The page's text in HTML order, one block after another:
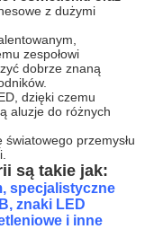
z dużymi
zespołowi
dobrze znaną
dzięki czemu
aluzje do różnych
przemysłu
są takie jak:
specjalistyczne
znaki LED
i inne